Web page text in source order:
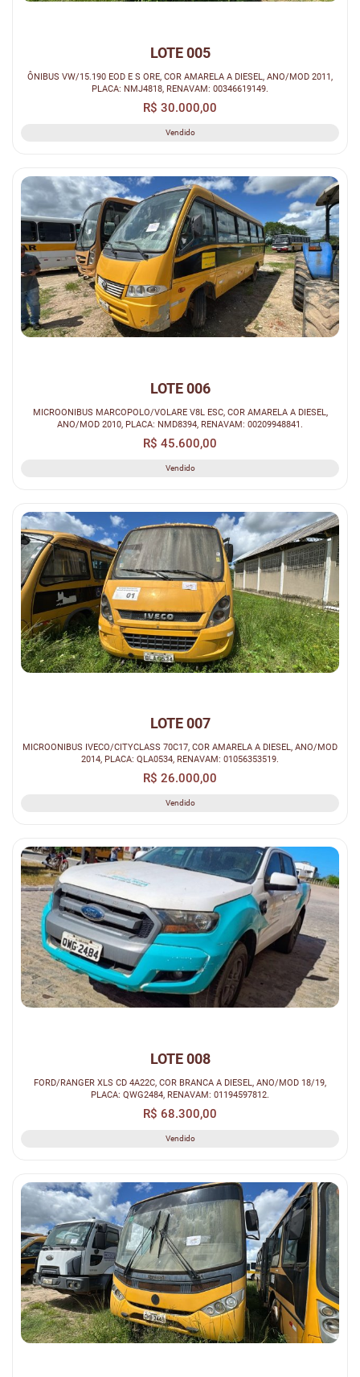
LOTE 005
ÔNIBUS VW/15.190 EOD E S ORE, COR AMARELA A DIESEL, ANO/MOD 2011,
PLACA: NMJ4818, RENAVAM: 00346619149.
R$ 30.000,00
Vendido
LOTE 006
MICROONIBUS MARCOPOLO/VOLARE V8L ESC, COR AMARELA A DIESEL,
ANO/MOD 2010, PLACA: NMD8394, RENAVAM: 00209948841.
R$ 45.600,00
Vendido
LOTE 007
MICROONIBUS IVECO/CITYCLASS 70C17, COR AMARELA A DIESEL, ANO/MOD
2014, PLACA: QLA0534, RENAVAM: 01056353519.
R$ 26.000,00
Vendido
LOTE 008
FORD/RANGER XLS CD 4A22C, COR BRANCA A DIESEL, ANO/MOD 18/19,
PLACA: QWG2484, RENAVAM: 01194597812.
R$ 68.300,00
Vendido